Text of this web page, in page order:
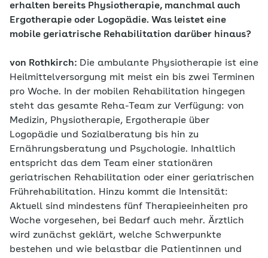
erhalten bereits Physiotherapie, manchmal auch
Ergotherapie oder Logopädie. Was leistet eine
mobile geriatrische Rehabilitation darüber hinaus?
von Rothkirch: Die ambulante Physiotherapie ist eine
Heilmittelversorgung mit meist ein bis zwei Terminen
pro Woche. In der mobilen Rehabilitation hingegen
steht das gesamte Reha-Team zur Verfügung: von
Medizin, Physiotherapie, Ergotherapie über
Logopädie und Sozialberatung bis hin zu
Ernährungsberatung und Psychologie. Inhaltlich
entspricht das dem Team einer stationären
geriatrischen Rehabilitation oder einer geriatrischen
Frührehabilitation. Hinzu kommt die Intensität:
Aktuell sind mindestens fünf Therapieeinheiten pro
Woche vorgesehen, bei Bedarf auch mehr. Ärztlich
wird zunächst geklärt, welche Schwerpunkte
bestehen und wie belastbar die Patientinnen und